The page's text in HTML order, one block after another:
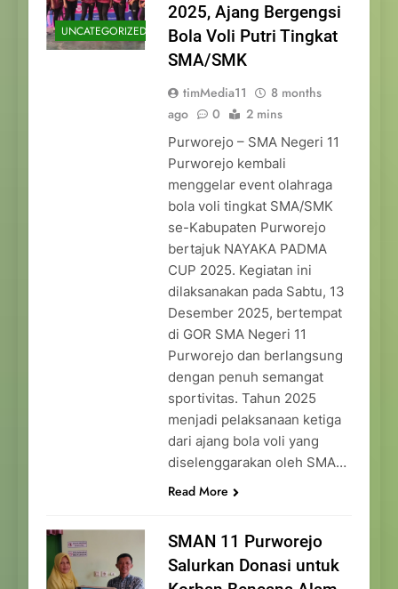
UNCATEGORIZED
2025, Ajang Bergengsi
Bola Voli Putri Tingkat
SMA/SMK
timMedia11
8 months
ago
0 2 mins
Purworejo – SMA Negeri 11
Purworejo kembali
menggelar event olahraga
bola voli tingkat SMA/SMK
se-Kabupaten Purworejo
bertajuk NAYAKA PADMA
CUP 2025. Kegiatan ini
dilaksanakan pada Sabtu, 13
Desember 2025, bertempat
di GOR SMA Negeri 11
Purworejo dan berlangsung
dengan penuh semangat
sportivitas. Tahun 2025
menjadi pelaksanaan ketiga
dari ajang bola voli yang
diselenggarakan oleh SMA…
Read More
SMAN 11 Purworejo
Salurkan Donasi untuk